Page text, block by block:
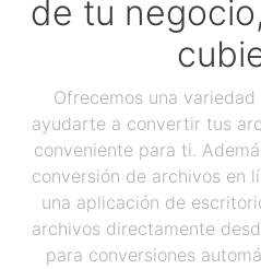
de tu
Ofrecemos una
ayudarte a convertir tus
conveniente para ti.
conversión de archivos en
una aplicación de
archivos directamente
para conversiones